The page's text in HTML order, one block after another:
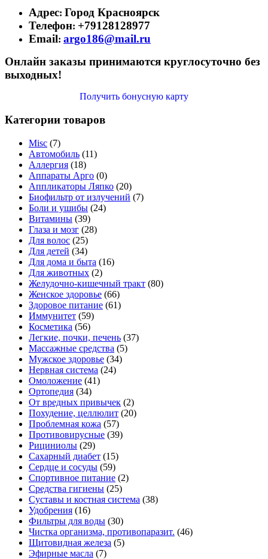
Адрес: Город Красноярск
Телефон: +79128128977
Email: argo186@mail.ru
Онлайн заказы принимаются круглосуточно без
выходных!
Получить бонусную карту
Категории товаров
Misc (7)
Автомобиль (11)
Аллергия (18)
Аппараты Арго (0)
Аппликаторы Ляпко (20)
Биофильтр от излучений (7)
Боли и ушибы (24)
Витамины (39)
Глаза и мозг (28)
Для волос (25)
Для детей (34)
Для дома и быта (16)
Для животных (2)
Желудочно-кишечный тракт (80)
Женское здоровье (66)
Здоровое питание (61)
Иммунитет (59)
Косметика (56)
Легкие, почки, печень (37)
Массажные средства (5)
Мужское здоровье (34)
Нервная система (24)
Омоложение (41)
Ортопедия (34)
От вредных привычек (2)
Похудение, целлюлит (20)
Проблемная кожа (57)
Противовирусные (39)
Рициниолы (29)
Сахарный диабет (15)
Сердце и сосуды (59)
Спортивное питание (2)
Средства гигиены (25)
Суставы и костная система (38)
Удобрения (16)
Фильтры для воды (30)
Чистка организма, противопаразит. (46)
Щитовидная железа (5)
Эфирные масла (7)